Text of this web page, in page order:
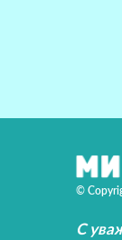
©
С